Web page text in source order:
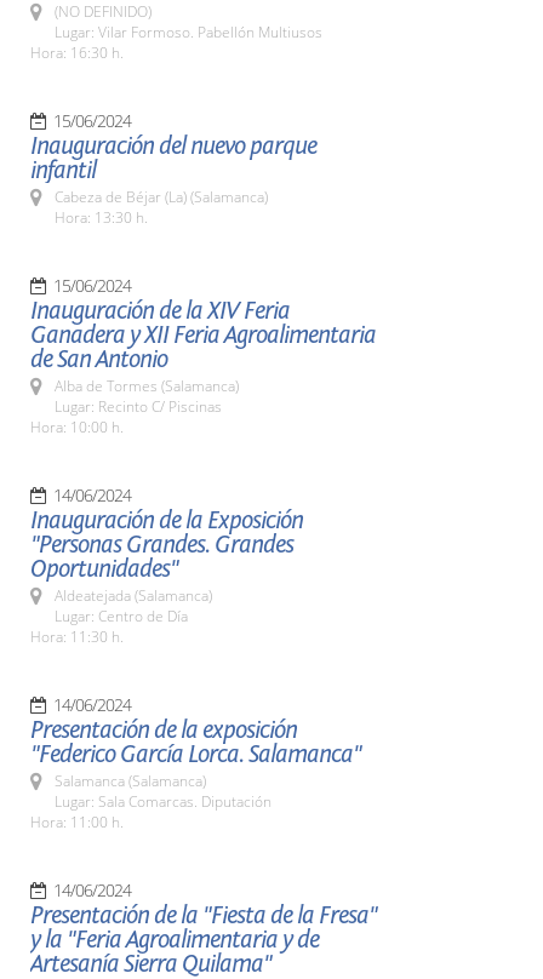
(NO DEFINIDO)
Lugar: Vilar Formoso. Pabellón Multiusos
Hora: 16:30 h.
15/06/2024
Inauguración del nuevo parque
infantil
Cabeza de Béjar (La) (Salamanca)
Hora: 13:30 h.
15/06/2024
Inauguración de la XIV Feria
Ganadera y XII Feria Agroalimentaria
de San Antonio
Alba de Tormes (Salamanca)
Lugar: Recinto C/ Piscinas
Hora: 10:00 h.
14/06/2024
Inauguración de la Exposición
"Personas Grandes. Grandes
Oportunidades"
Aldeatejada (Salamanca)
Lugar: Centro de Día
Hora: 11:30 h.
14/06/2024
Presentación de la exposición
"Federico García Lorca. Salamanca"
Salamanca (Salamanca)
Lugar: Sala Comarcas. Diputación
Hora: 11:00 h.
14/06/2024
Presentación de la "Fiesta de la Fresa"
y la "Feria Agroalimentaria y de
Artesanía Sierra Quilama"